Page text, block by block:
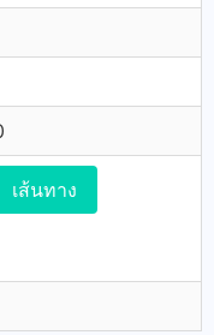
เส้นทาง